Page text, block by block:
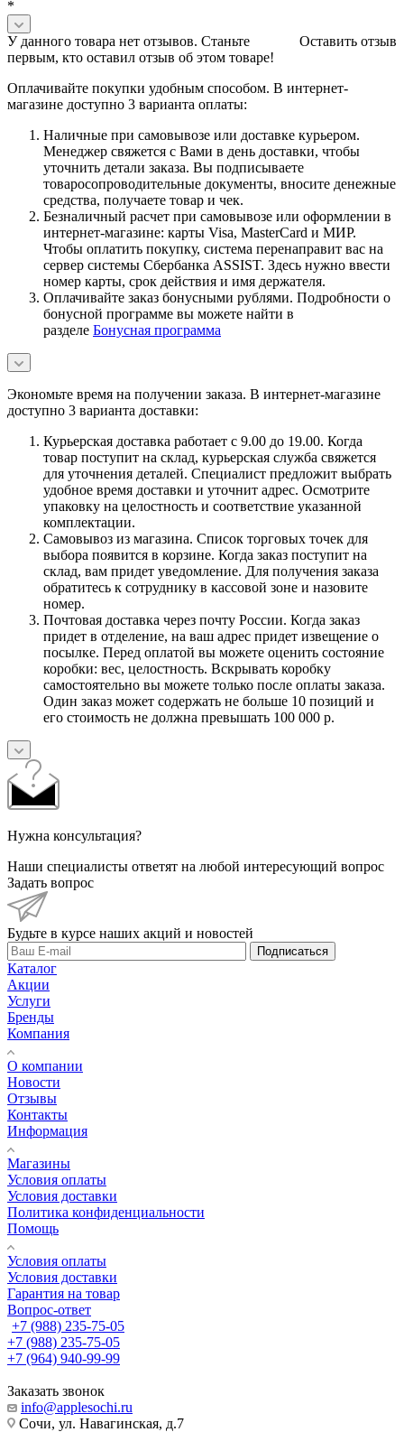
*
Оставить отзыв
У данного товара нет отзывов. Станьте
первым, кто оставил отзыв об этом товаре!
Оплачивайте покупки удобным способом. В интернет-
магазине доступно 3 варианта оплаты:
Наличные при самовывозе или доставке курьером.
Менеджер свяжется с Вами в день доставки, чтобы
уточнить детали заказа. Вы подписываете
товаросопроводительные документы, вносите денежные
средства, получаете товар и чек.
Безналичный расчет при самовывозе или оформлении в
интернет-магазине: карты Visa, MasterCard и МИР.
Чтобы оплатить покупку, система перенаправит вас на
сервер системы Сбербанка ASSIST. Здесь нужно ввести
номер карты, срок действия и имя держателя.
Оплачивайте заказ бонусными рублями. Подробности о
бонусной программе вы можете найти в
разделе Бонусная программа
Экономьте время на получении заказа. В интернет-магазине
доступно 3 варианта доставки:
Курьерская доставка работает с 9.00 до 19.00. Когда
товар поступит на склад, курьерская служба свяжется
для уточнения деталей. Специалист предложит выбрать
удобное время доставки и уточнит адрес. Осмотрите
упаковку на целостность и соответствие указанной
комплектации.
Самовывоз из магазина. Список торговых точек для
выбора появится в корзине. Когда заказ поступит на
склад, вам придет уведомление. Для получения заказа
обратитесь к сотруднику в кассовой зоне и назовите
номер.
Почтовая доставка через почту России. Когда заказ
придет в отделение, на ваш адрес придет извещение о
посылке. Перед оплатой вы можете оценить состояние
коробки: вес, целостность. Вскрывать коробку
самостоятельно вы можете только после оплаты заказа.
Один заказ может содержать не больше 10 позиций и
его стоимость не должна превышать 100 000 р.
Нужна консультация?
Наши специалисты ответят на любой интересующий вопрос
Задать вопрос
Будьте в курсе наших акций и новостей
Подписаться
Каталог
Акции
Услуги
Бренды
Компания
О компании
Новости
Отзывы
Контакты
Информация
Магазины
Условия оплаты
Условия доставки
Политика конфиденциальности
Помощь
Условия оплаты
Условия доставки
Гарантия на товар
Вопрос-ответ
+7 (988) 235-75-05
+7 (988) 235-75-05
+7 (964) 940-99-99
Заказать звонок
info@applesochi.ru
Сочи, ул. Навагинская, д.7